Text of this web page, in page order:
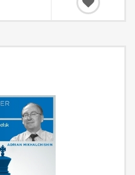
boje v Ruy Lopez.